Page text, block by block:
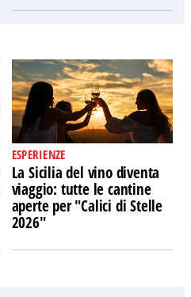
ESPERIENZE
La Sicilia del vino diventa
viaggio: tutte le cantine
aperte per "Calici di Stelle
2026"